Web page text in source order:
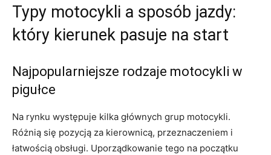
Typy motocykli a sposób jazdy:
który kierunek pasuje na start
Najpopularniejsze rodzaje motocykli w
pigułce
Na rynku występuje kilka głównych grup motocykli.
Różnią się pozycją za kierownicą, przeznaczeniem i
łatwością obsługi. Uporządkowanie tego na początku